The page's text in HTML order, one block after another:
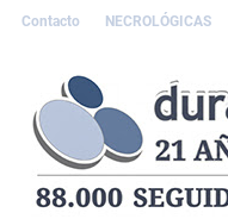
Contacto NECROLÓGICAS